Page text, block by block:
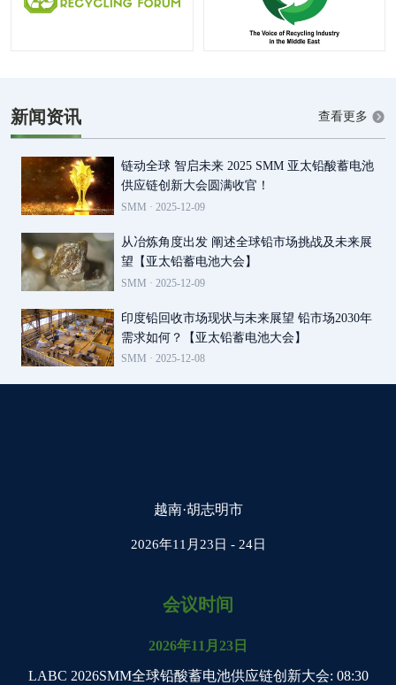
新闻资讯 查看更多
链动全球 智启未来 2025 SMM 亚太铅酸蓄电池
供应链创新大会圆满收官！
SMM · 2025-12-09
从冶炼角度出发 阐述全球铅市场挑战及未来展
望【亚太铅蓄电池大会】
SMM · 2025-12-09
印度铅回收市场现状与未来展望 铅市场2030年
需求如何？【亚太铅蓄电池大会】
SMM · 2025-12-08
越南·胡志明市
2026年11月23日 - 24日
会议时间
2026年11月23日
LABC 2026SMM全球铅酸蓄电池供应链创新大会: 08:30